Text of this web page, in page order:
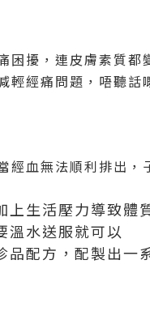
困擾，連皮膚素質都
輕經痛問題，唔聽話
血無法順利排出，
生活壓力導致體
溫水送服就可以
配方，配製出一